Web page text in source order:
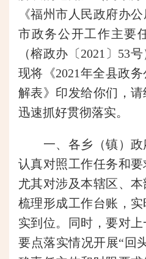
《福州市人民政府办
市政务公开工作主要
（榕政办〔2021〕53
现将《2021年全县政
解表》印发给你们，请
迅速抓好贯彻落实。
一、各乡（镇）政
认真对照工作任务和要
尤其对涉及本辖区、
梳理形成工作台账，
实到位。同时，要对
要点落实情况开展“回